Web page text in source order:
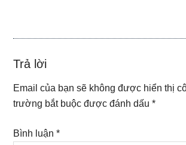
Reader
Trả lời
Email của bạn sẽ không được hiển thị
trường bắt buộc được đánh dấu*
Bình luận*